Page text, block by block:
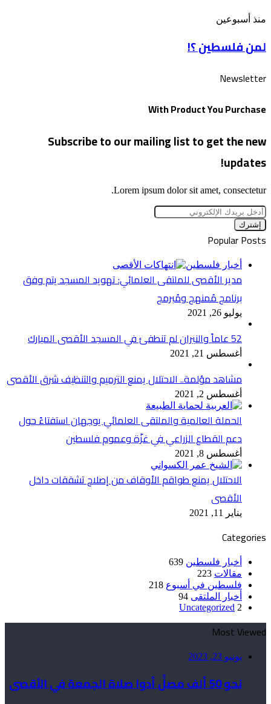
بذكرى
“الخراب”
لمن
؟!
منذ أسبوعين
لمن فلسطين ؟!
Newsletter
With Product You Purchase
Subscribe to our mailing list to get the new
updates!
Lorem ipsum dolor sit amet, consectetur.
أدخل
بريدك
الإلكتروني
Popular Posts
أخبار فلسطين
مدير الأقصى للملتقى العلمائي: تهويد المسجد يتم وفق
برنامج مُمنهج ومُبرمج
يوليو 26, 2021
52 عاماً والنيران لم تنطفئ في المسجد الأقصى المبارك
أغسطس 21, 2021
مشاهد مؤلمة.. الاحتلال يمنع الترميم والتنظيف شرق الأقصى
أغسطس 2, 2021
الحملة العالمية والملتقى العلمائي يوجهان استفتاءً حول
دعم القطاع الزراعي في غزّة وعموم فلسطين
أغسطس 8, 2021
الاحتلال يمنع طواقم الأوقاف من إصلاح تشققات داخل
الأقصى
يناير 11, 2021
Categories
أخبار فلسطين 639
مقالات 223
فلسطين في أسبوع 218
أخبار الملتقى 94
Uncategorized 2
Most Viewed
يونيو 23, 2023
نحو 50 ألف مصلٍّ أدوا صلاة الجمعة في الأقصى